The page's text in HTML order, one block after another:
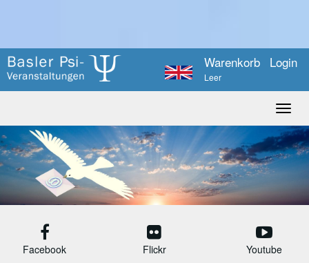
Login
Warenkorb
Leer
Facebook Flickr Youtube